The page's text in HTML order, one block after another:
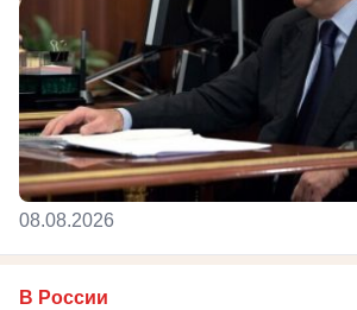
08.08.2026
В России